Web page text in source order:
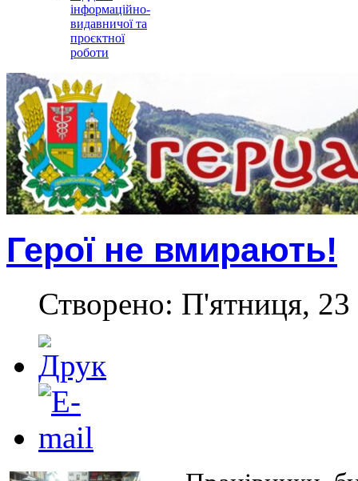
інформаційно-
видавничої та
проєктної
роботи
Герої не вмирають!
Створено: П'ятниця,